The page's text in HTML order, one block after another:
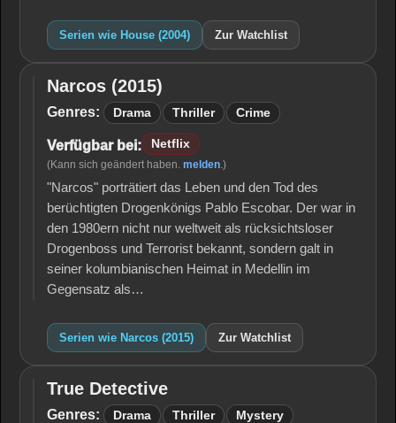
Serien wie House (2004) Zur Watchlist
Narcos
(2015)
Narcos (2015)
Genres: Drama Thriller Crime
Verfügbar bei: Netflix
(Kann sich geändert haben. melden.)
"Narcos" porträtiert das Leben und den Tod des
berüchtigten Drogenkönigs Pablo Escobar. Der war in
den 1980ern nicht nur weltweit als rücksichtsloser
Drogenboss und Terrorist bekannt, sondern galt in
seiner kolumbianischen Heimat in Medellin im
Gegensatz als…
Serien wie Narcos (2015) Zur Watchlist
True
Detective
True Detective
Genres: Drama Thriller Mystery